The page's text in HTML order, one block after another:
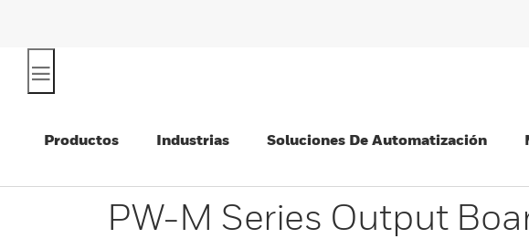
Productos Industrias Soluciones De Automatización
PW-M Series Output